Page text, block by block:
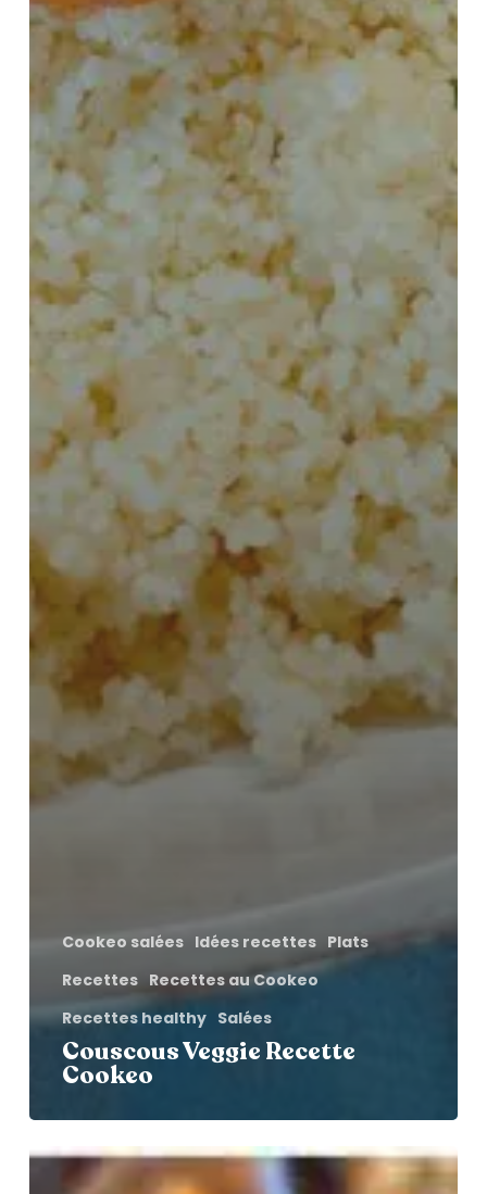
Cookeo salées Idées recettes Plats
Recettes Recettes au Cookeo
Recettes healthy Salées
Couscous Veggie Recette
Cookeo